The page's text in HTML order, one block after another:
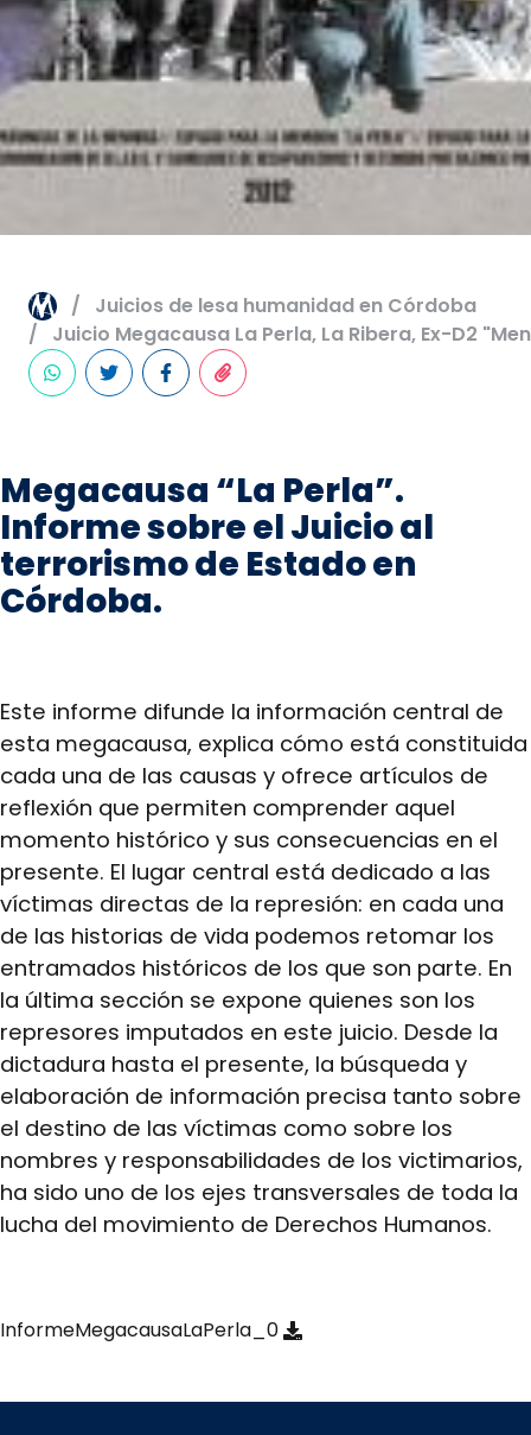
Juicios de lesa humanidad en Córdoba
Juicio Megacausa La Perla, La Ribera, Ex-D2
Megacausa “La Perla”.
Informe sobre el Juicio al
terrorismo de Estado en
Córdoba.
Este informe difunde la información central de
esta megacausa, explica cómo está constituida
cada una de las causas y ofrece artículos de
reflexión que permiten comprender aquel
momento histórico y sus consecuencias en el
presente. El lugar central está dedicado a las
víctimas directas de la represión: en cada una
de las historias de vida podemos retomar los
entramados históricos de los que son parte. En
la última sección se expone quienes son los
represores imputados en este juicio. Desde la
dictadura hasta el presente, la búsqueda y
elaboración de información precisa tanto sobre
el destino de las víctimas como sobre los
nombres y responsabilidades de los victimarios,
ha sido uno de los ejes transversales de toda la
lucha del movimiento de Derechos Humanos.
InformeMegacausaLaPerla_0